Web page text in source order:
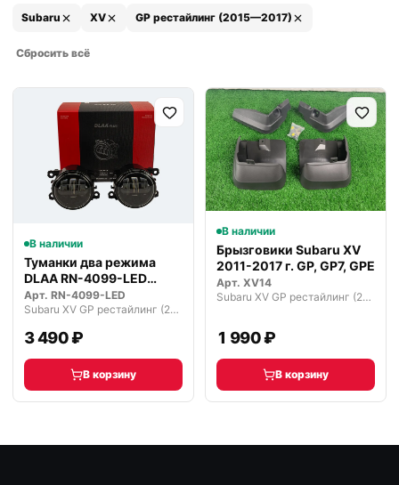
Subaru XV GP рестайлинг (2015—2017)
Сбросить всё
В наличии
Туманки два режима
DLAA RN-4099-LED
светодиодные
Арт. RN-4099-LED
Subaru XV GP рестайлинг (2015—2017)
3 490 ₽
В корзину
В наличии
Брызговики Subaru XV
2011-2017 г. GP, GP7, GPE
Арт. XV14
Subaru XV GP рестайлинг (2015—2017)
1 990 ₽
В корзину